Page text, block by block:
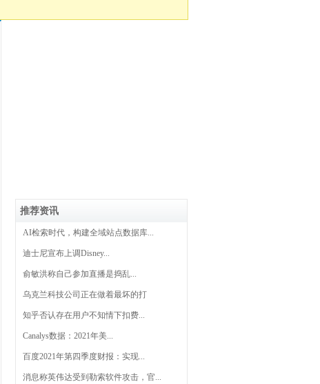
推荐资讯
AI检索时代，构建全域站点数据库...
迪士尼宣布上调Disney...
俞敏洪称自己参加直播是捣乱...
乌克兰科技公司正在做着最坏的打
知乎否认存在用户不知情下扣费...
Canalys数据：2021年美...
百度2021年第四季度财报：实现...
消息称英伟达受到勒索软件攻击，官...